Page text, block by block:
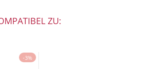
ZU:
-3%